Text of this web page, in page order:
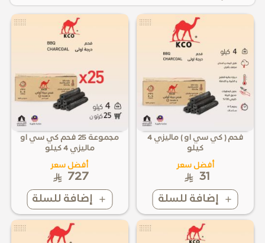
إضافة للسلة
فحم ( كي سي او ) ماليزي 4
كيلو
أفضل سعر
31
إضافة للسلة
مجموعة 25 فحم كي سي او
ماليزي 4 كيلو
أفضل سعر
727